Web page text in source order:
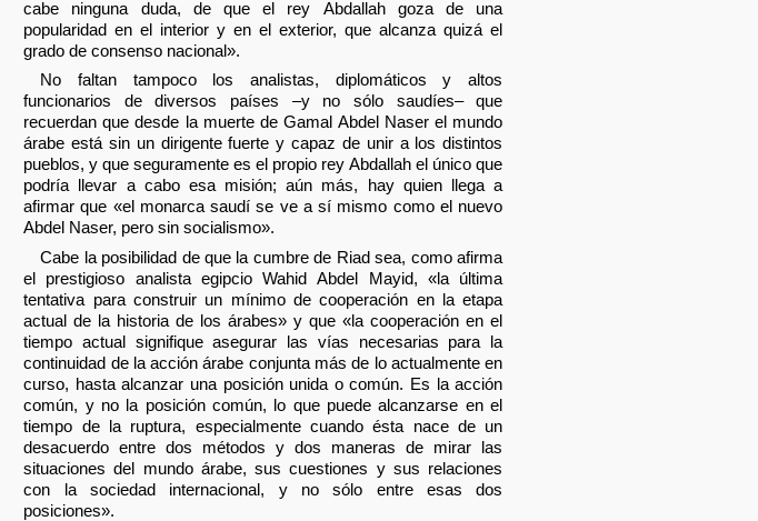
cabe ninguna duda, de que el rey Abdallah goza de una
popularidad en el interior y en el exterior, que alcanza quizá el
grado de consenso nacional».
No faltan tampoco los analistas, diplomáticos y altos
funcionarios de diversos países –y no sólo saudíes– que
recuerdan que desde la muerte de Gamal Abdel Naser el mundo
árabe está sin un dirigente fuerte y capaz de unir a los distintos
pueblos, y que seguramente es el propio rey Abdallah el único que
podría llevar a cabo esa misión; aún más, hay quien llega a
afirmar que «el monarca saudí se ve a sí mismo como el nuevo
Abdel Naser, pero sin socialismo».
Cabe la posibilidad de que la cumbre de Riad sea, como afirma
el prestigioso analista egipcio Wahid Abdel Mayid, «la última
tentativa para construir un mínimo de cooperación en la etapa
actual de la historia de los árabes» y que «la cooperación en el
tiempo actual signifique asegurar las vías necesarias para la
continuidad de la acción árabe conjunta más de lo actualmente en
curso, hasta alcanzar una posición unida o común. Es la acción
común, y no la posición común, lo que puede alcanzarse en el
tiempo de la ruptura, especialmente cuando ésta nace de un
desacuerdo entre dos métodos y dos maneras de mirar las
situaciones del mundo árabe, sus cuestiones y sus relaciones
con la sociedad internacional, y no sólo entre esas dos
posiciones».